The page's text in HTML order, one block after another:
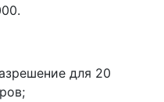
для 20